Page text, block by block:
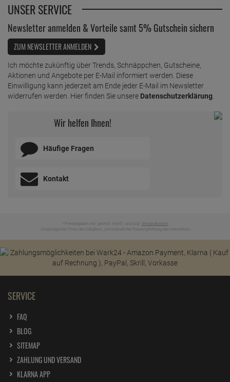
UNSER SERVICE
Newsletter anmelden & Vorteile samt 5% Gutschein sichern
ZUM NEWSLETTER ANMELDEN
Ich möchte zukünftig über Trends, Schnäppchen, Gutscheine,
Aktionen und Angebote per E-Mail informiert werden. Diese
Einwilligung kann jederzeit am Ende jeder E-Mail im Newsletter
widerrufen werden. Hier finden Sie unsere Datenschutzerklärung
Wir helfen Ihnen!
Häufige Fragen
Kontakt
* Preisangaben inkl. gesetzl. MwSt. und zzgl. Versandkosten
Ursprünglicher Preis des Händlers, Unverbindliche Preisempfehlung des Herstellers
SERVICE
FAQ
BLOG
SITEMAP
ZAHLUNG UND VERSAND
KLARNA APP